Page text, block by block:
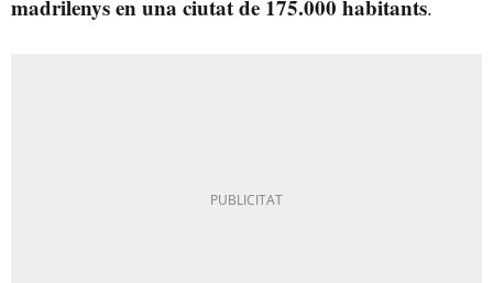
madrilenys en una ciutat de 175.000 habitants.